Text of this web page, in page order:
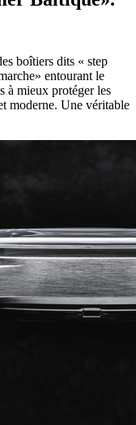
boîtiers dits « step
entourant le
à mieux protéger les
moderne. Une véritable